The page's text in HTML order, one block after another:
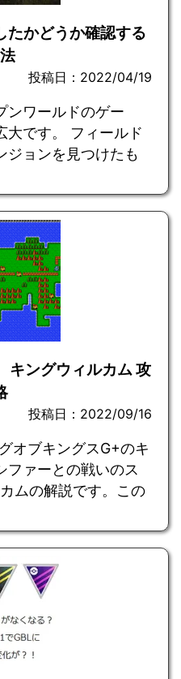
たかどうか確認する
投稿日：2022/04/19
ンワールドのゲー
大です。 フィールド
ジョンを見つけたも
ングウィルカム 攻
投稿日：2022/09/16
オブキングスG+のキ
ファーとの戦いのス
ムの解説です。この